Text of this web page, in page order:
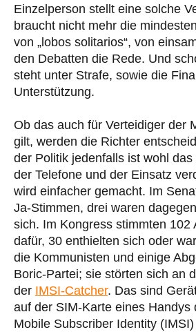
Einzelperson stellt eine solche
braucht nicht mehr die
von „lobos solitarios“, von
den Debatten die Rede. Und
steht unter Strafe, sowie die
Unterstützung.
Ob das auch für Verteidiger der
gilt, werden die Richter
der Politik jedenfalls ist wohl
der Telefone und der Einsatz
wird einfacher gemacht. Im
Ja-Stimmen, drei waren
sich. Im Kongress stimmten 102
dafür, 30 enthielten sich oder
die Kommunisten und einige
Boric-Partei; sie störten sich an
der IMSI-Catcher. Das sind
auf der SIM-Karte eines Handys
Mobile Subscriber Identity